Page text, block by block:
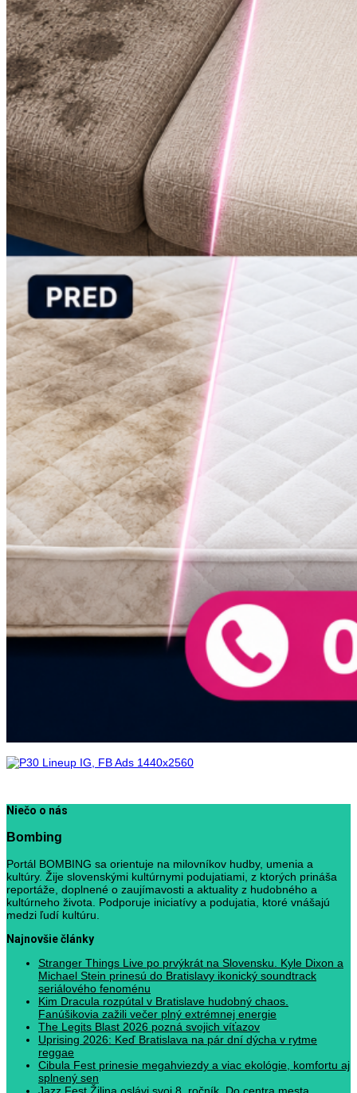
Niečo o nás
Bombing
Portál BOMBING sa orientuje na milovníkov hudby, umenia a
kultúry. Žije slovenskými kultúrnymi podujatiami, z ktorých prináša
reportáže, doplnené o zaujímavosti a aktuality z hudobného a
kultúrneho života. Podporuje iniciatívy a podujatia, ktoré vnášajú
medzi ľudí kultúru.
Najnovšie články
Stranger Things Live po prvýkrát na Slovensku. Kyle Dixon a
Michael Stein prinesú do Bratislavy ikonický soundtrack
seriálového fenoménu
Kim Dracula rozpútal v Bratislave hudobný chaos.
Fanúšikovia zažili večer plný extrémnej energie
The Legits Blast 2026 pozná svojich víťazov
Uprising 2026: Keď Bratislava na pár dní dýcha v rytme
reggae
Cibula Fest prinesie megahviezdy a viac ekológie, komfortu aj
splnený sen